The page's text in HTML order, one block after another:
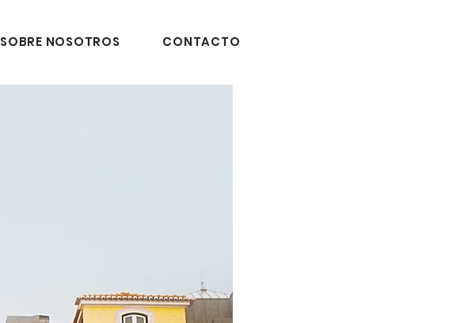
SOBRE NOSOTROS CONTACTO